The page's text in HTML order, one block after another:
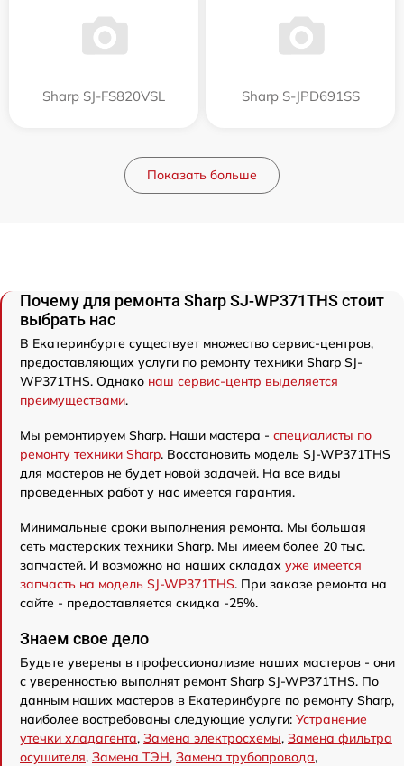
Sharp SJ-FS820VSL Sharp S-JPD691SS
Показать больше
Почему для ремонта Sharp SJ-WP371THS стоит
выбрать нас
В Екатеринбурге существует множество сервис-центров,
предоставляющих услуги по ремонту техники Sharp SJ-
WP371THS. Однако наш сервис-центр выделяется
преимуществами.
Мы ремонтируем Sharp. Наши мастера - специалисты по
ремонту техники Sharp. Восстановить модель SJ-WP371THS
для мастеров не будет новой задачей. На все виды
проведенных работ у нас имеется гарантия.
Минимальные сроки выполнения ремонта. Мы большая
сеть мастерских техники Sharp. Мы имеем более 20 тыс.
запчастей. И возможно на наших складах уже имеется
запчасть на модель SJ-WP371THS. При заказе ремонта на
сайте - предоставляется скидка -25%.
Знаем свое дело
Будьте уверены в профессионализме наших мастеров - они
с уверенностью выполнят ремонт Sharp SJ-WP371THS. По
данным наших мастеров в Екатеринбурге по ремонту Sharp,
наиболее востребованы следующие услуги: Устранение
утечки хладагента, Замена электросхемы, Замена фильтра
осушителя, Замена ТЭН, Замена трубопровода,